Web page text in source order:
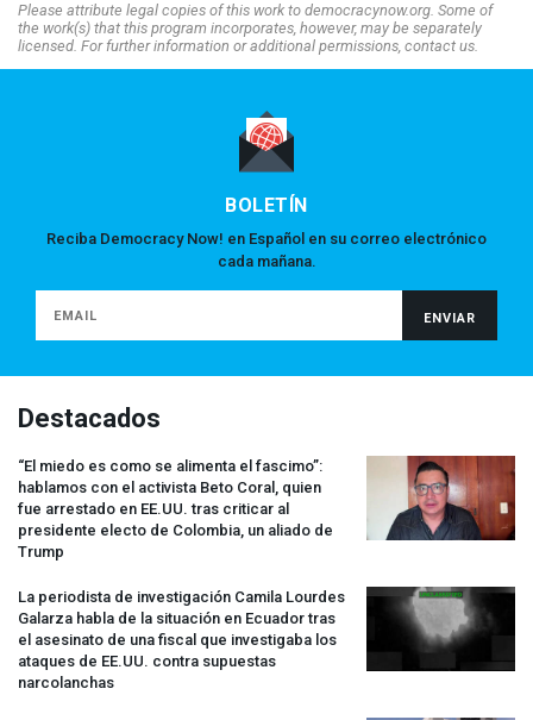
Please attribute legal copies of this work to democracynow.org. Some of
the work(s) that this program incorporates, however, may be separately
licensed. For further information or additional permissions, contact us.
BOLETÍN
Reciba Democracy Now! en Español en su correo electrónico
cada mañana.
Destacados
“El miedo es como se alimenta el fascimo”:
hablamos con el activista Beto Coral, quien
fue arrestado en EE.UU. tras criticar al
presidente electo de Colombia, un aliado de
Trump
La periodista de investigación Camila Lourdes
Galarza habla de la situación en Ecuador tras
el asesinato de una fiscal que investigaba los
ataques de EE.UU. contra supuestas
narcolanchas